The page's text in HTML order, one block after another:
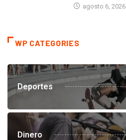
agosto 6, 2026
WP CATEGORIES
Deportes
Dinero